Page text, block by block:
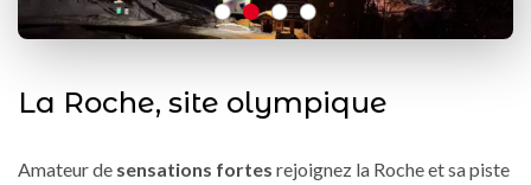
La Roche, site olympique
Amateur de sensations fortes rejoignez la Roche et sa piste